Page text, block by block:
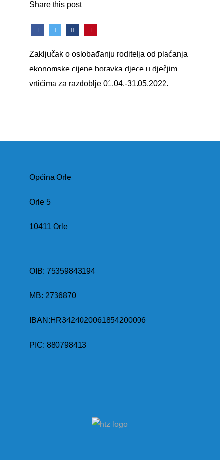
Share this post
Zaključak o oslobađanju roditelja od plaćanja
ekonomske cijene boravka djece u dječjim
vrtićima za razdoblje 01.04.-31.05.2022.
Općina Orle
Orle 5
10411 Orle
OIB: 75359843194
MB: 2736870
IBAN:HR3424020061854200006
PIC: 880798413